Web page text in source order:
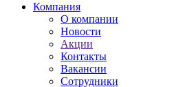
Компания
О компании
Новости
Акции
Контакты
Вакансии
Сотрудники